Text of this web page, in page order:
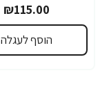
₪115.00
הוסף לעגלה